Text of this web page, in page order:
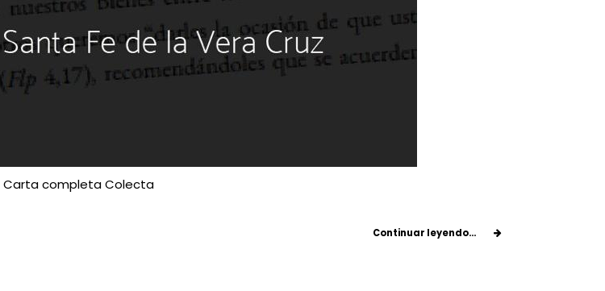
Carta completa Colecta
Continuar leyendo...